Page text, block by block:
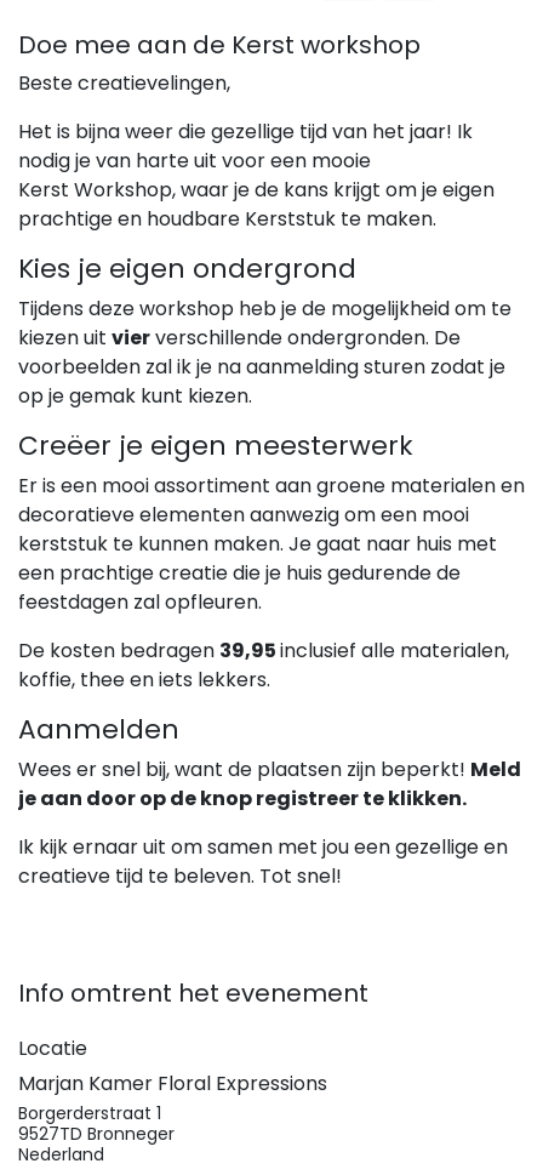
Doe mee aan de Kerst workshop
Beste creatievelingen,
Het is bijna weer die gezellige tijd van het jaar! Ik
nodig je van harte uit voor een mooie
Kerst Workshop, waar je de kans krijgt om je eigen
prachtige en houdbare Kerststuk te maken.
Kies je eigen ondergrond
Tijdens deze workshop heb je de mogelijkheid om te
kiezen uit vierverschillende ondergronden. De
voorbeelden zal ik je na aanmelding sturen zodat je
op je gemak kunt kiezen.
Creëer je eigen meesterwerk
Er is een mooi assortiment aan groene materialen en
decoratieve elementen aanwezig om een mooi
kerststuk te kunnen maken. Je gaat naar huis met
een prachtige creatie die je huis gedurende de
feestdagen zal opfleuren.
De kosten bedragen 39,95inclusief alle materialen,
koffie, thee en iets lekkers.
Aanmelden
Wees er snel bij, want de plaatsen zijn beperkt! Meld
je aan door op de knop registreer te klikken.
Ik kijk ernaar uit om samen met jou een gezellige en
creatieve tijd te beleven. Tot snel!
Info omtrent het evenement
Locatie
Marjan Kamer Floral Expressions
Borgerderstraat 1
9527TD Bronneger
Nederland